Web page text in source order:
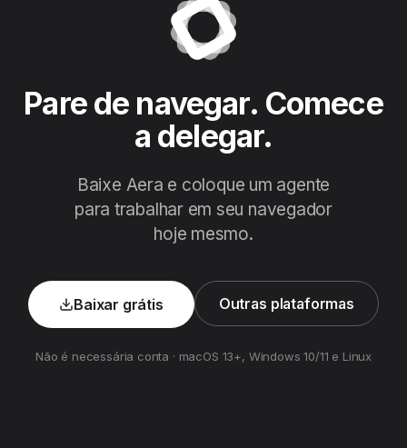
Pare de navegar. Comece
a delegar.
Baixe Aera e coloque um agente
para trabalhar em seu navegador
hoje mesmo.
Baixar grátis Outras plataformas
Não é necessária conta · macOS 13+, Windows 10/11 e Linux